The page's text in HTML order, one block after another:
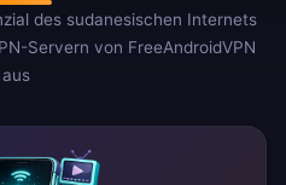
des sudanesischen Internets
Servern von FreeAndroidVPN
aus